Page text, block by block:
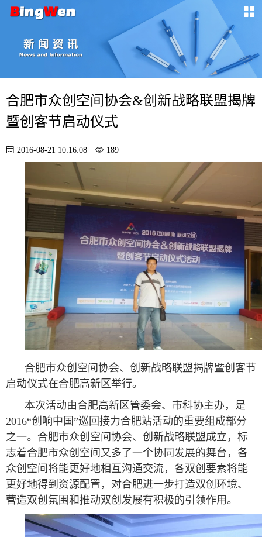
合肥市众创空间协会&创新战略联盟揭牌
暨创客节启动仪式
2016-08-21 10:16:08 189
合肥市众创空间协会、创新战略联盟揭牌暨创客节
启动仪式在合肥高新区举行。
本次活动由合肥高新区管委会、市科协主办，是
2016“创响中国”巡回接力合肥站活动的重要组成部分
之一。合肥市众创空间协会、创新战略联盟成立，标
志着合肥市众创空间又多了一个协同发展的舞台，各
众创空间将能更好地相互沟通交流，各双创要素将能
更好地得到资源配置，对合肥进一步打造双创环境、
营造双创氛围和推动双创发展有积极的引领作用。